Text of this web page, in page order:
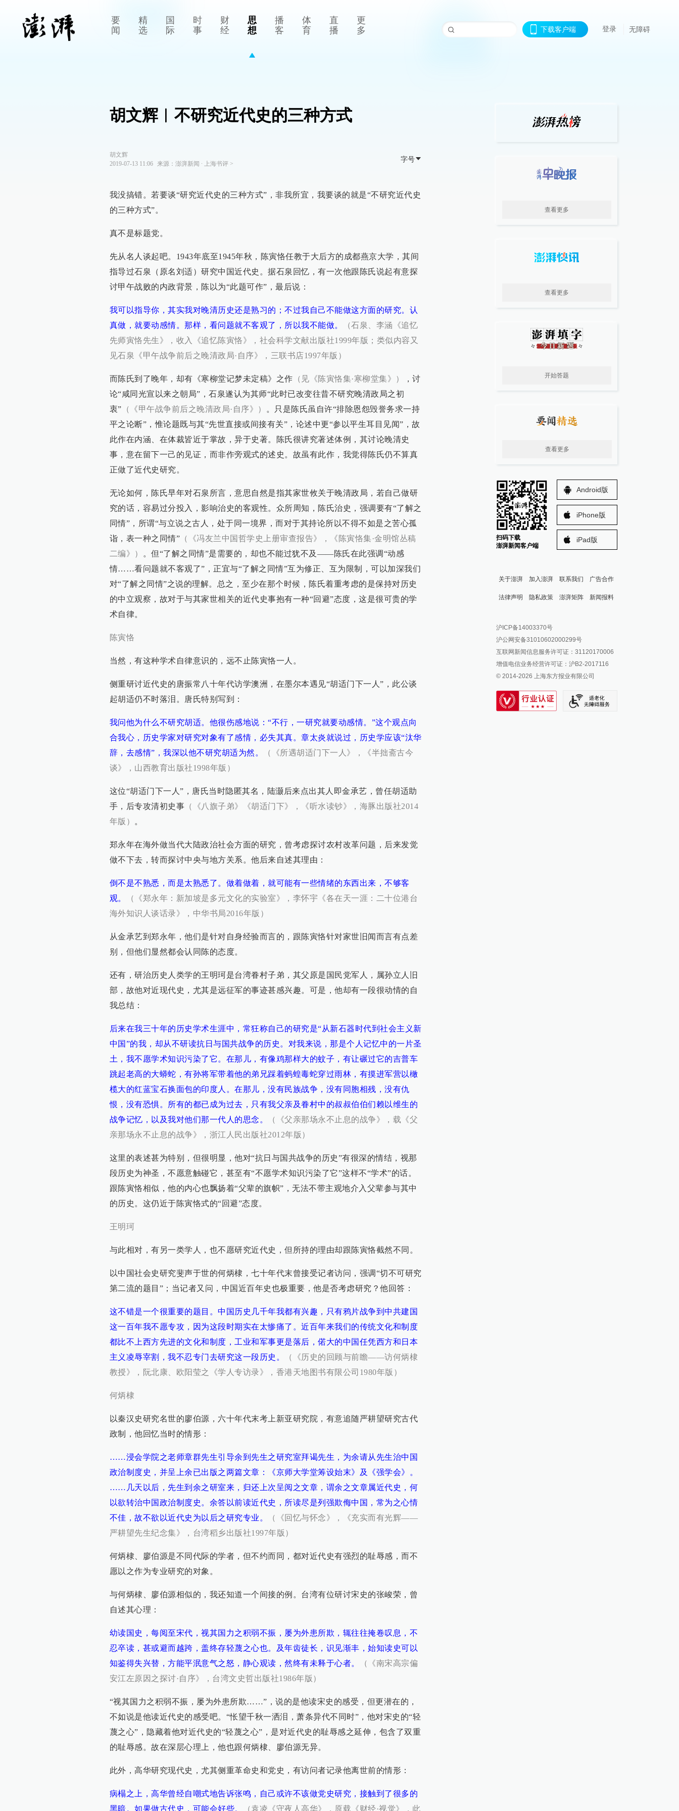
要
闻
精
选
国
际
时
事
财
经
思
想
播
客
体
育
直
播
更
多
下载客户端 登录 无障碍
胡文辉︱不研究近代史的三种方式
胡文辉
2019-07-13 11:06
来源： 澎湃新闻 ∙ 上海书评>
字号
我没搞错。若要谈“研究近代史的三种方式”，非我所宜，我要谈的就是“不研究近代史
的三种方式”。
真不是标题党。
先从名人谈起吧。1943年底至1945年秋，陈寅恪任教于大后方的成都燕京大学，其间
指导过石泉（原名刘适）研究中国近代史。据石泉回忆，有一次他跟陈氏说起有意探
讨甲午战败的内政背景，陈以为“此题可作”，最后说：
我可以指导你，其实我对晚清历史还是熟习的；不过我自己不能做这方面的研究。认
真做，就要动感情。那样，看问题就不客观了，所以我不能做。
（石泉、李涵《追忆
先师寅恪先生》，收入《追忆陈寅恪》，社会科学文献出版社1999年版；类似内容又
见石泉《甲午战争前后之晚清政局·自序》，三联书店1997年版）
而陈氏到了晚年，却有《寒柳堂记梦未定稿》之作 （见《陈寅恪集·寒柳堂集》）
，讨
论“咸同光宣以来之朝局”，石泉遂认为其师“此时已改变往昔不研究晚清政局之初
衷” （《甲午战争前后之晚清政局·自序》）
。只是陈氏虽自许“排除恩怨毁誉务求一持
平之论断”，惟论题既与其“先世直接或间接有关”，论述中更“参以平生耳目见闻”，故
此作在内涵、在体裁皆近于掌故，异于史著。陈氏很讲究著述体例，其讨论晚清史
事，意在留下一己的见证，而非作旁观式的述史。故虽有此作，我觉得陈氏仍不算真
正做了近代史研究。
无论如何，陈氏早年对石泉所言，意思自然是指其家世攸关于晚清政局，若自己做研
究的话，容易过分投入，影响治史的客观性。众所周知，陈氏治史，强调要有“了解之
同情”，所谓“与立说之古人，处于同一境界，而对于其持论所以不得不如是之苦心孤
诣，表一种之同情” （《冯友兰中国哲学史上册审查报告》，《陈寅恪集·金明馆丛稿
二编》）
。但“了解之同情”是需要的，却也不能过犹不及——陈氏在此强调“动感
情……看问题就不客观了”，正宜与“了解之同情”互为修正、互为限制，可以加深我们
对“了解之同情”之说的理解。总之，至少在那个时候，陈氏着重考虑的是保持对历史
的中立观察，故对于与其家世相关的近代史事抱有一种“回避”态度，这是很可贵的学
术自律。
陈寅恪
当然，有这种学术自律意识的，远不止陈寅恪一人。
侧重研讨近代史的唐振常八十年代访学澳洲，在墨尔本遇见“胡适门下一人”，此公谈
起胡适仍不时落泪。唐氏特别写到：
我问他为什么不研究胡适。他很伤感地说：“不行，一研究就要动感情。”这个观点向
合我心，历史学家对研究对象有了感情，必失其真。章太炎就说过，历史学应该“汰华
辞，去感情”，我深以他不研究胡适为然。
（《所遇胡适门下一人》，《半拙斋古今
谈》，山西教育出版社1998年版）
这位“胡适门下一人”，唐氏当时隐匿其名，陆灏后来点出其人即金承艺，曾任胡适助
手，后专攻清初史事 （《八旗子弟》《胡适门下》，《听水读钞》，海豚出版社2014
年版）
。
郑永年在海外做当代大陆政治社会方面的研究，曾考虑探讨农村改革问题，后来发觉
做不下去，转而探讨中央与地方关系。他后来自述其理由：
倒不是不熟悉，而是太熟悉了。做着做着，就可能有一些情绪的东西出来，不够客
观。
（《郑永年：新加坡是多元文化的实验室》，李怀宇《各在天一涯：二十位港台
海外知识人谈话录》，中华书局2016年版）
从金承艺到郑永年，他们是针对自身经验而言的，跟陈寅恪针对家世旧闻而言有点差
别，但他们显然都会认同陈的态度。
还有，研治历史人类学的王明珂是台湾眷村子弟，其父原是国民党军人，属孙立人旧
部，故他对近现代史，尤其是远征军的事迹甚感兴趣。可是，他却有一段很动情的自
我总结：
后来在我三十年的历史学术生涯中，常狂称自己的研究是“从新石器时代到社会主义新
中国”的我，却从不研读抗日与国共战争的历史。对我来说，那是个人记忆中的一片圣
土，我不愿学术知识污染了它。在那儿，有像鸡那样大的蚊子，有让碾过它的吉普车
跳起老高的大蟒蛇，有孙将军带着他的弟兄踩着蚂蝗毒蛇穿过雨林，有摸进军营以橄
榄大的红蓝宝石换面包的印度人。在那儿，没有民族战争，没有同胞相残，没有仇
恨，没有恐惧。所有的都已成为过去，只有我父亲及眷村中的叔叔伯伯们赖以维生的
战争记忆，以及我对他们那一代人的思念。
（《父亲那场永不止息的战争》，载《父
亲那场永不止息的战争》，浙江人民出版社2012年版）
这里的表述甚为特别，但很明显，他对“抗日与国共战争的历史”有很深的情结，视那
段历史为神圣，不愿意触碰它，甚至有“不愿学术知识污染了它”这样不“学术”的话。
跟陈寅恪相似，他的内心也飘扬着“父辈的旗帜”，无法不带主观地介入父辈参与其中
的历史。这仍近于陈寅恪式的“回避”态度。
王明珂
与此相对，有另一类学人，也不愿研究近代史，但所持的理由却跟陈寅恪截然不同。
以中国社会史研究斐声于世的何炳棣，七十年代末曾接受记者访问，强调“切不可研究
第二流的题目”；当记者又问，中国近百年史也极重要，他是否考虑研究？他回答：
这不错是一个很重要的题目。中国历史几千年我都有兴趣，只有鸦片战争到中共建国
这一百年我不愿专攻，因为这段时期实在太惨痛了。近百年来我们的传统文化和制度
都比不上西方先进的文化和制度，工业和军事更是落后，偌大的中国任凭西方和日本
主义凌辱宰割，我不忍专门去研究这一段历史。
（《历史的回顾与前瞻——访何炳棣
教授》，阮北康、欧阳莹之《学人专访录》，香港天地图书有限公司1980年版）
何炳棣
以秦汉史研究名世的廖伯源，六十年代末考上新亚研究院，有意追随严耕望研究古代
政制，他回忆当时的情形：
……浸会学院之老师章群先生引导余到先生之研究室拜谒先生，为余请从先生治中国
政治制度史，并呈上余已出版之两篇文章：《京师大学堂筹设始末》及《强学会》。
……几天以后，先生到余之研室来，归还上次呈阅之文章，谓余之文章属近代史，何
以欲转治中国政治制度史。余答以前读近代史，所读尽是列强欺侮中国，常为之心情
不佳，故不欲以近代史为以后之研究专业。
（《回忆与怀念》，《充实而有光辉——
严耕望先生纪念集》，台湾稻乡出版社1997年版）
何炳棣、廖伯源是不同代际的学者，但不约而同，都对近代史有强烈的耻辱感，而不
愿以之作为专业研究的对象。
与何炳棣、廖伯源相似的，我还知道一个间接的例。台湾有位研讨宋史的张峻荣，曾
自述其心理：
幼读国史，每阅至宋代，视其国力之积弱不振，屡为外患所欺，辄往往掩卷叹息，不
忍卒读，甚或避而越跨，盖终存轻蔑之心也。及年齿徒长，识见渐丰，始知读史可以
知鉴得失兴替，方能平泯意气之怒，静心观读，然终有未释于心者。
（《南宋高宗偏
安江左原因之探讨·自序》，台湾文史哲出版社1986年版）
“视其国力之积弱不振，屡为外患所欺……”，说的是他读宋史的感受，但更潜在的，
不如说是他读近代史的感受吧。“怅望千秋一洒泪，萧条异代不同时”，他对宋史的“轻
蔑之心”，隐藏着他对近代史的“轻蔑之心”，是对近代史的耻辱感之延伸，包含了双重
的耻辱感。故在深层心理上，他也跟何炳棣、廖伯源无异。
此外，高华研究现代史，尤其侧重革命史和党史，有访问者记录他离世前的情形：
病榻之上，高华曾经自嘲式地告诉张鸣，自己或许不该做党史研究，接触到了很多的
黑暗。如果做古代史，可能会好些。
（袁凌《守夜人高华》，原载《财经·视觉》，此
查看更多
查看更多
开始答题
查看更多
扫码下载
澎湃新闻客户端
Android版
iPhone版
iPad版
关于澎湃 加入澎湃 联系我们 广告合作
法律声明 隐私政策 澎湃矩阵
澎湃新闻公众号
澎湃新闻抖音号
派生万物开放平台
IP SHANGHAI
SIXTH TONE
新闻报料
报料邮箱: news@thepaper.cn
沪ICP备14003370号
沪公网安备31010602000299号
互联网新闻信息服务许可证：31120170006
增值电信业务经营许可证：沪B2-2017116
© 2014-2026 上海东方报业有限公司